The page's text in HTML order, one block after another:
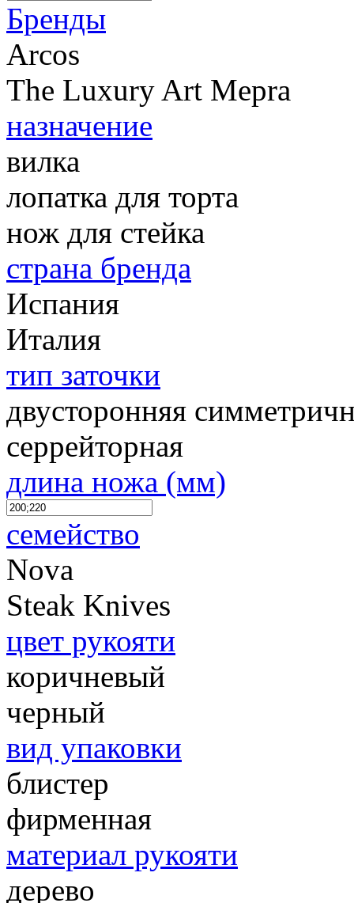
Бренды
Arcos
The Luxury Art Mepra
назначение
вилка
лопатка для торта
нож для стейка
страна бренда
Испания
Италия
тип заточки
двусторонняя
серрейторная
длина ножа (мм)
семейство
Nova
Steak Knives
цвет рукояти
коричневый
черный
вид упаковки
блистер
фирменная
материал рукояти
дерево